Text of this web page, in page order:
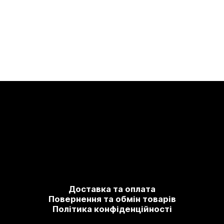
Доставка та оплата
Повернення та обмін товарів
Політика конфіденційності